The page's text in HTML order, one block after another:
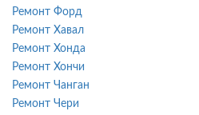
Ремонт Форд
Ремонт Хавал
Ремонт Хонда
Ремонт Хончи
Ремонт Чанган
Ремонт Чери